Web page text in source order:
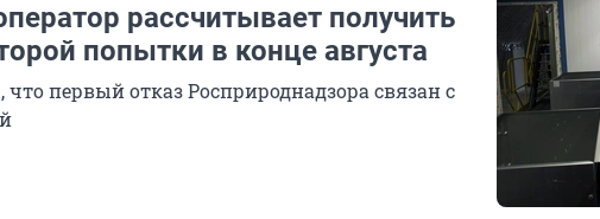
рассчитывает получить
попытки в конце августа
что первый отказ Росприроднадзора связан с